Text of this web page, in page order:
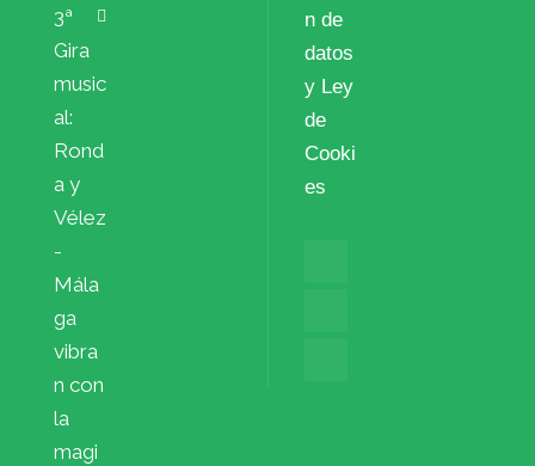
3ª
Gira
music
al:
Rond
a y
Vélez
-
Mála
ga
vibra
n con
la
magi
n de
datos
y Ley
de
Cooki
es